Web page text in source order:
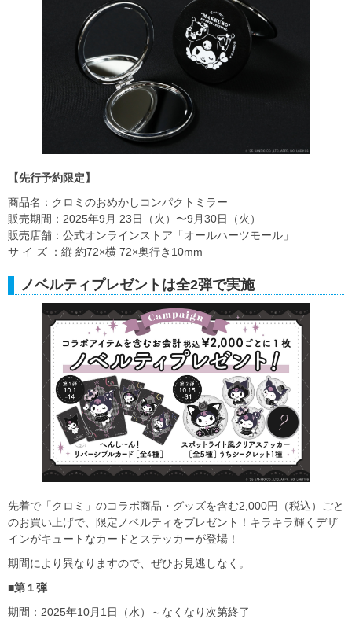
【先行予約限定】
商品名：クロミのおめかしコンパクトミラー
販売期間：2025年9⽉ 23⽇（火）〜9月30日（火）
販売店舗：公式オンラインストア「オールハーツモール」
サ イ ズ ：縦 約72×横 72×奥行き10mm
ノベルティプレゼントは全2弾で実施
先着で「クロミ」のコラボ商品・グッズを含む2,000円（税込）ごと
のお買い上げで、限定ノベルティをプレゼント！キラキラ輝くデザ
インがキュートなカードとステッカーが登場！
期間により異なりますので、ぜひお見逃しなく。
■第１弾
期間：2025年10月1日（水）～なくなり次第終了